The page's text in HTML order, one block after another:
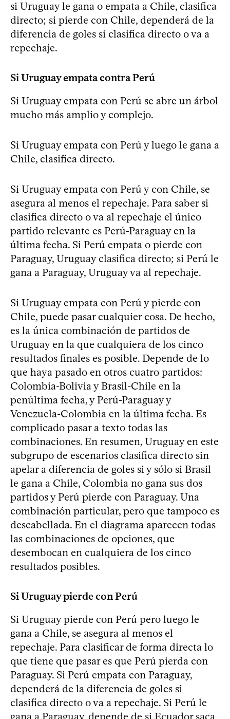
si Uruguay le gana o empata a Chile, clasifica
directo; si pierde con Chile, dependerá de la
diferencia de goles si clasifica directo o va a
repechaje.
Si Uruguay empata contra Perú
Si Uruguay empata con Perú se abre un árbol
mucho más amplio y complejo.
Si Uruguay empata con Perú y luego le gana a
Chile, clasifica directo.
Si Uruguay empata con Perú y con Chile, se
asegura al menos el repechaje. Para saber si
clasifica directo o va al repechaje el único
partido relevante es Perú-Paraguay en la
última fecha. Si Perú empata o pierde con
Paraguay, Uruguay clasifica directo; si Perú le
gana a Paraguay, Uruguay va al repechaje.
Si Uruguay empata con Perú y pierde con
Chile, puede pasar cualquier cosa. De hecho,
es la única combinación de partidos de
Uruguay en la que cualquiera de los cinco
resultados finales es posible. Depende de lo
que haya pasado en otros cuatro partidos:
Colombia-Bolivia y Brasil-Chile en la
penúltima fecha, y Perú-Paraguay y
Venezuela-Colombia en la última fecha. Es
complicado pasar a texto todas las
combinaciones. En resumen, Uruguay en este
subgrupo de escenarios clasifica directo sin
apelar a diferencia de goles si y sólo si Brasil
le gana a Chile, Colombia no gana sus dos
partidos y Perú pierde con Paraguay. Una
combinación particular, pero que tampoco es
descabellada. En el diagrama aparecen todas
las combinaciones de opciones, que
desembocan en cualquiera de los cinco
resultados posibles.
Si Uruguay pierde con Perú
Si Uruguay pierde con Perú pero luego le
gana a Chile, se asegura al menos el
repechaje. Para clasificar de forma directa lo
que tiene que pasar es que Perú pierda con
Paraguay. Si Perú empata con Paraguay,
dependerá de la diferencia de goles si
clasifica directo o va a repechaje. Si Perú le
gana a Paraguay, depende de si Ecuador saca